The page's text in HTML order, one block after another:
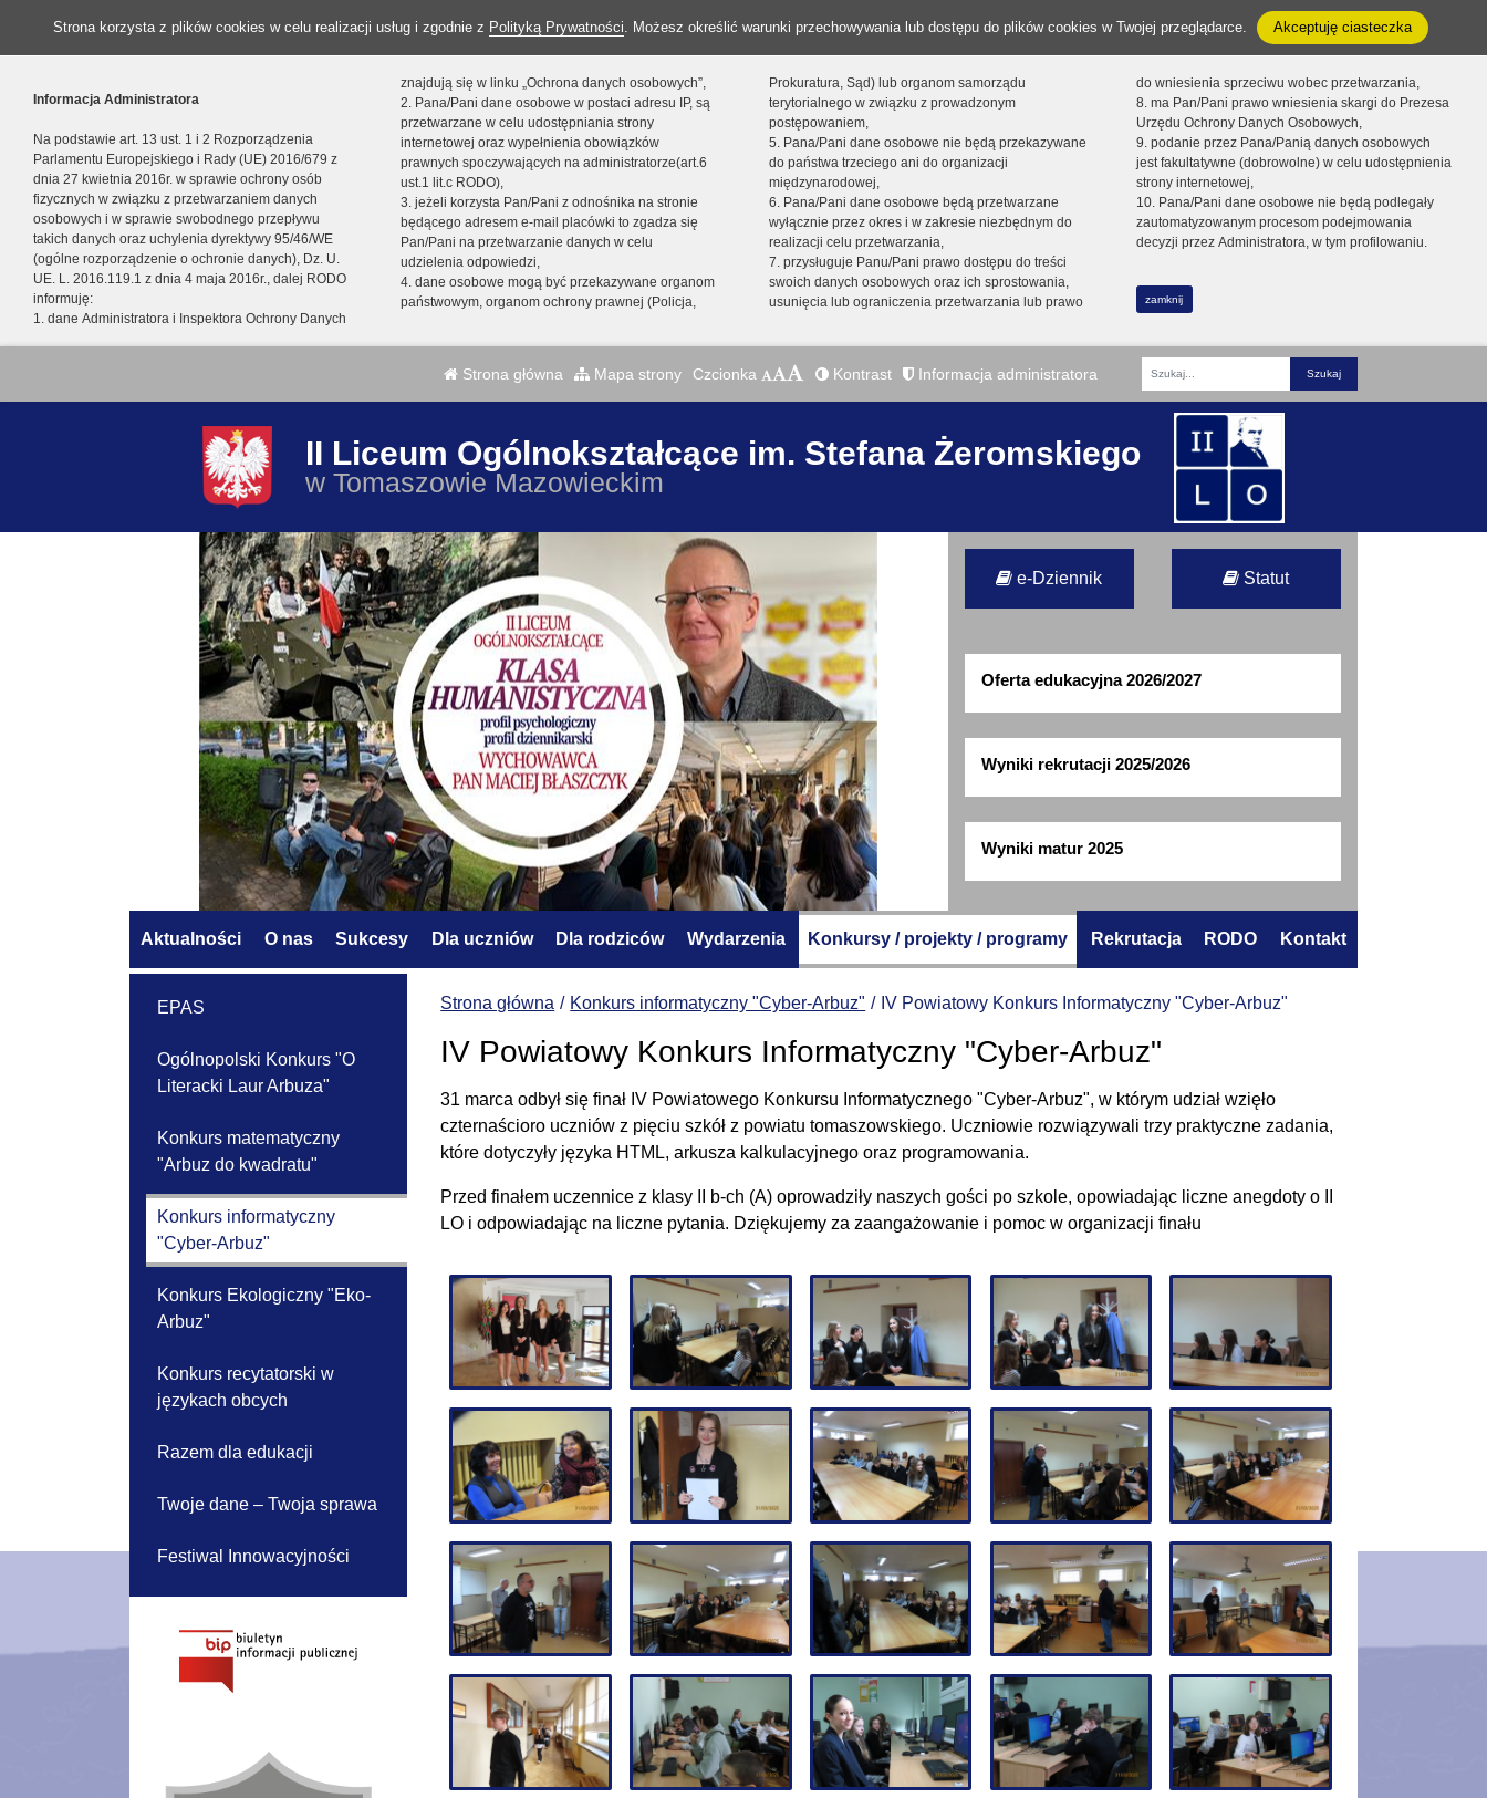
Strona korzysta z plików cookies w celu realizacji usług i zgodnie z Polityką Prywatności. Możesz określić warunki przechowywania lub dostępu do plików cookies w Twojej przeglądarce. Akceptuję ciasteczka
Informacja Administratora
Na podstawie art. 13 ust. 1 i 2 Rozporządzenia
Parlamentu Europejskiego i Rady (UE) 2016/679 z
dnia 27 kwietnia 2016r. w sprawie ochrony osób
fizycznych w związku z przetwarzaniem danych
osobowych i w sprawie swobodnego przepływu
takich danych oraz uchylenia dyrektywy 95/46/WE
(ogólne rozporządzenie o ochronie danych), Dz. U.
UE. L. 2016.119.1 z dnia 4 maja 2016r., dalej RODO
informuję:
1. dane Administratora i Inspektora Ochrony Danych
znajdują się w linku „Ochrona danych osobowych”,
2. Pana/Pani dane osobowe w postaci adresu IP, są
przetwarzane w celu udostępniania strony
internetowej oraz wypełnienia obowiązków
prawnych spoczywających na administratorze(art.6
ust.1 lit.c RODO),
3. jeżeli korzysta Pan/Pani z odnośnika na stronie
będącego adresem e-mail placówki to zgadza się
Pan/Pani na przetwarzanie danych w celu
udzielenia odpowiedzi,
4. dane osobowe mogą być przekazywane organom
państwowym, organom ochrony prawnej (Policja,
Prokuratura, Sąd) lub organom samorządu
terytorialnego w związku z prowadzonym
postępowaniem,
5. Pana/Pani dane osobowe nie będą przekazywane
do państwa trzeciego ani do organizacji
międzynarodowej,
6. Pana/Pani dane osobowe będą przetwarzane
wyłącznie przez okres i w zakresie niezbędnym do
realizacji celu przetwarzania,
7. przysługuje Panu/Pani prawo dostępu do treści
swoich danych osobowych oraz ich sprostowania,
usunięcia lub ograniczenia przetwarzania lub prawo
do wniesienia sprzeciwu wobec przetwarzania,
8. ma Pan/Pani prawo wniesienia skargi do Prezesa
Urzędu Ochrony Danych Osobowych,
9. podanie przez Pana/Panią danych osobowych
jest fakultatywne (dobrowolne) w celu udostępnienia
strony internetowej,
10. Pana/Pani dane osobowe nie będą podlegały
zautomatyzowanym procesom podejmowania
decyzji przez Administratora, w tym profilowaniu.
zamknij
Strona główna Mapa strony Czcionka Kontrast Informacja administratora
Fraza
II Liceum Ogólnokształcące im. Stefana Żeromskiego
w Tomaszowie Mazowieckim
e-Dziennik Statut
Oferta edukacyjna 2026/2027
Wyniki rekrutacji 2025/2026
Wyniki matur 2025
Aktualności O nas Sukcesy Dla uczniów Dla rodziców Wydarzenia Konkursy / projekty / programy Rekrutacja RODO Kontakt
Strona główna Konkurs informatyczny "Cyber-Arbuz" IV Powiatowy Konkurs Informatyczny "Cyber-Arbuz"
IV Powiatowy Konkurs Informatyczny "Cyber-Arbuz"
31 marca odbył się finał IV Powiatowego Konkursu Informatycznego "Cyber-Arbuz", w którym udział wzięło
czternaścioro uczniów z pięciu szkół z powiatu tomaszowskiego. Uczniowie rozwiązywali trzy praktyczne zadania,
które dotyczyły języka HTML, arkusza kalkulacyjnego oraz programowania.
Przed finałem uczennice z klasy II b-ch (A) oprowadziły naszych gości po szkole, opowiadając liczne anegdoty o II
LO i odpowiadając na liczne pytania. Dziękujemy za zaangażowanie i pomoc w organizacji finału
EPAS
Ogólnopolski Konkurs "O
Literacki Laur Arbuza"
Konkurs matematyczny
"Arbuz do kwadratu"
Konkurs informatyczny
"Cyber-Arbuz"
Konkurs Ekologiczny "Eko-
Arbuz"
Konkurs recytatorski w
językach obcych
Razem dla edukacji
Twoje dane – Twoja sprawa
Festiwal Innowacyjności